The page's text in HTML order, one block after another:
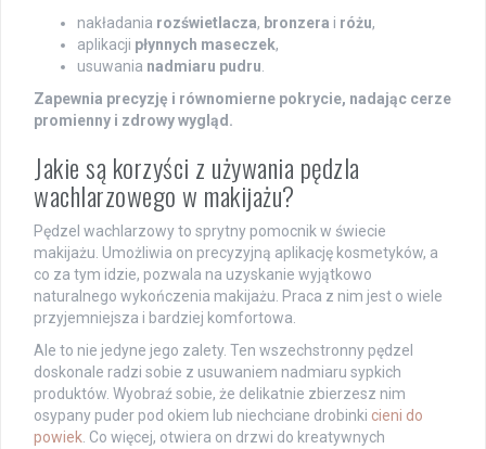
nakładania rozświetlacza, bronzera i różu,
aplikacji płynnych maseczek,
usuwania nadmiaru pudru
Zapewnia precyzję i równomierne pokrycie, nadając cerze
promienny i zdrowy wygląd.
Jakie są korzyści z używania pędzla
wachlarzowego w makijażu?
Pędzel wachlarzowy to sprytny pomocnik w świecie
makijażu. Umożliwia on precyzyjną aplikację kosmetyków, a
co za tym idzie, pozwala na uzyskanie wyjątkowo
naturalnego wykończenia makijażu. Praca z nim jest o wiele
przyjemniejsza i bardziej komfortowa.
Ale to nie jedyne jego zalety. Ten wszechstronny pędzel
doskonale radzi sobie z usuwaniem nadmiaru sypkich
produktów. Wyobraź sobie, że delikatnie zbierzesz nim
osypany puder pod okiem lub niechciane drobinki cieni do
powiek . Co więcej, otwiera on drzwi do kreatywnych